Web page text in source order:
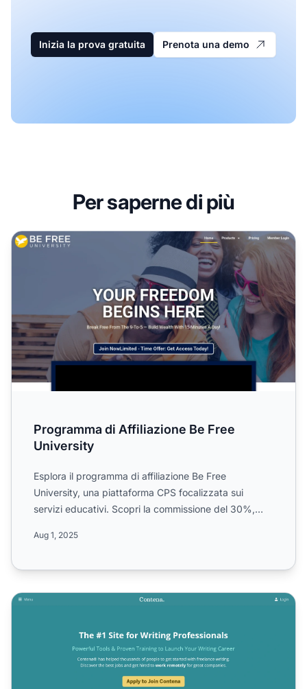
Inizia la prova gratuita Prenota una demo
Per saperne di più
Programma di Affiliazione Be Free University
Programma di Affiliazione Be Free
University
Esplora il programma di affiliazione Be Free
University, una piattaforma CPS focalizzata sui
servizi educativi. Scopri la commissione del 30%,
Aug 1, 2025
Programma di affiliazione Contena